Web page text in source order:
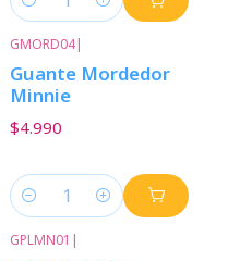
Cantidad
GMORD04|
Guante Mordedor
Minnie
$4.990
Cantidad
GPLMN01 |